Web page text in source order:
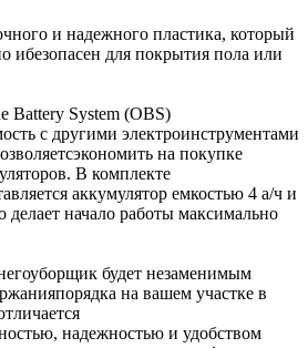
и надежного пластика, который
ибезопасен для покрытия пола или
Battery System (OBS)
с другими электроинструментами
на покупке
В комплекте
аккумулятор емкостью 4 а/ч и
делает начало работы максимально
будет незаменимым
на вашем участке в
надежностью и удобством